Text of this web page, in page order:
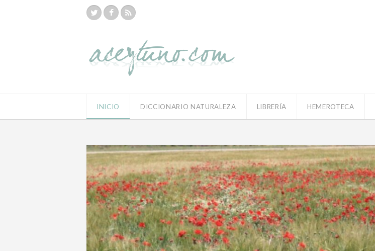
INICIO DICCIONARIO NATURALEZA LIBRERÍA HEMEROTECA